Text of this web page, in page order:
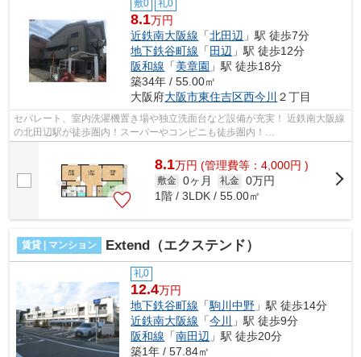
敷0 礼0
8.1万円
近鉄南大阪線 「北田辺 」駅 徒歩7分
地下鉄谷町線 「 田辺 」駅 徒歩12分
阪和線 「美章園 」駅 徒歩18分
築34年 / 55.00㎡
大阪府大阪市東住吉区西今川 ２丁目
セパレート、室内洗濯機置き場や独立洗面台など設備が充実！ 近鉄南大阪線
の北田辺駅が徒歩圏内！スーパーやコンビニも徒歩圏内！
■□■□■□■□■□■□■□■□■□■□■□■□■□■□■□■□■□■□■□■□ ご覧い...
8.1万円 (管理費等：4,000円 )
敷金 0ヶ月 礼金 0万円
1階 / 3LDK / 55.00㎡
賃貸 | マンション Extend（エクステンド）
礼0
12.4万円
地下鉄谷町線 「駒川中野 」駅 徒歩14分
近鉄南大阪線 「今川
」駅 徒歩9分
阪和線 「南田辺 」駅 徒歩20分
築1年 / 57.84㎡